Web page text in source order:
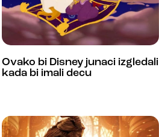
Ovako bi Disney junaci izgledali
kada bi imali decu